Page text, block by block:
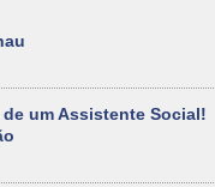
um Assistente Social!